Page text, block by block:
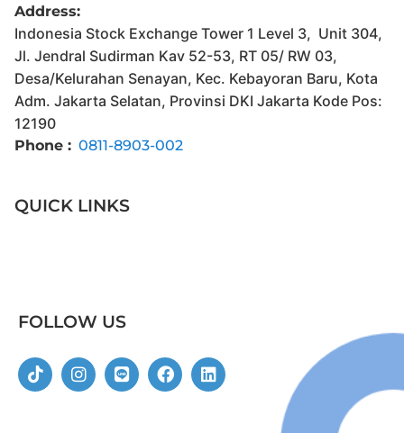
Address:
Indonesia Stock Exchange Tower 1 Level 3, Unit 304,
Jl. Jendral Sudirman Kav 52-53, RT 05/ RW 03,
Desa/Kelurahan Senayan, Kec. Kebayoran Baru, Kota
Adm. Jakarta Selatan, Provinsi DKI Jakarta Kode Pos:
12190
Phone : 0811-8903-002
QUICK LINKS
FOLLOW US